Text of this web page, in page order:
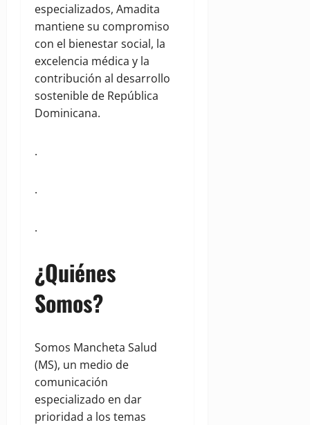
especializados, Amadita
mantiene su compromiso
con el bienestar social, la
excelencia médica y la
contribución al desarrollo
sostenible de República
Dominicana.
.
.
.
¿Quiénes
Somos?
Somos Mancheta Salud
(MS), un medio de
comunicación
especializado en dar
prioridad a los temas